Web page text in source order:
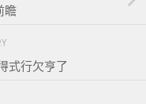
瞻
式行欠亨了